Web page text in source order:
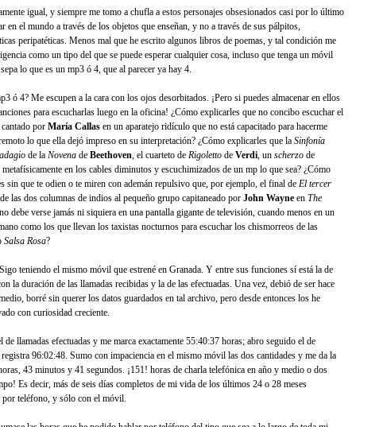
igual, y siempre me tomo a chufla a estos personajes obsesionados casi por lo último
en el mundo a través de los objetos que enseñan, y no a través de sus pálpitos,
peripatéticas. Menos mal que he escrito algunos libros de poemas, y tal condición me
como un tipo del que se puede esperar cualquier cosa, incluso que tenga un móvil
lo que es un mp3 ó 4, que al parecer ya hay 4.
ó 4? Me escupen a la cara con los ojos desorbitados. ¡Pero si puedes almacenar en ellos
para escucharlas luego en la oficina! ¿Cómo explicarles que no concibo escuchar el
cantado por María Callas en un aparatejo ridículo que no está capacitado para hacerme
lo que ella dejó impreso en su interpretación? ¿Cómo explicarles que la Sinfonía
adagio de la Novena de Beethoven, el cuarteto de Rigoletto de Verdi, un scherzo de
metafísicamente en los cables diminutos y escuchimizados de un mp lo que sea? ¿Cómo
sin que te odien o te miren con ademán repulsivo que, por ejemplo, el final de El tercer
las dos columnas de indios al pequeño grupo capitaneado por John Wayne en The
debe verse jamás ni siquiera en una pantalla gigante de televisión, cuando menos en un
como los que llevan los taxistas nocturnos para escuchar los chismorreos de las
Salsa Rosa?
teniendo el mismo móvil que estrené en Granada. Y entre sus funciones sí está la de
la duración de las llamadas recibidas y la de las efectuadas. Una vez, debió de ser hace
borré sin querer los datos guardados en tal archivo, pero desde entonces los he
con curiosidad creciente.
llamadas efectuadas y me marca exactamente 55:40:37 horas; abro seguido el de
96:02:48. Sumo con impaciencia en el mismo móvil las dos cantidades y me da la
43 minutos y 41 segundos. ¡151! horas de charla telefónica en año y medio o dos
Es decir, más de seis días completos de mi vida de los últimos 24 o 28 meses
por teléfono, y sólo con el móvil.